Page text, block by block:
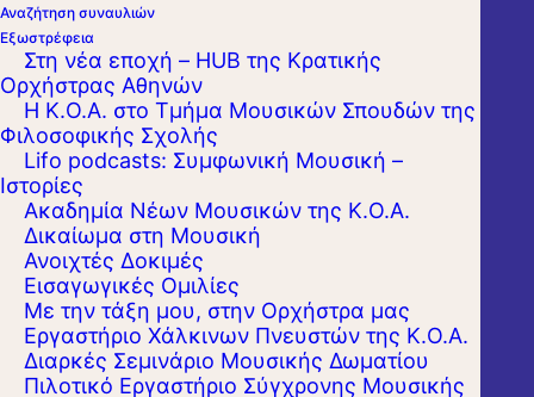
Αναζήτηση συναυλιών
Εξωστρέφεια
Στη νέα εποχή – HUB της Κρατικής
Ορχήστρας Αθηνών
Η Κ.Ο.Α. στο Τμήμα Μουσικών Σπουδών της
Φιλοσοφικής Σχολής
Lifo podcasts: Συμφωνική Μουσική –
Ιστορίες
Ακαδημία Νέων Μουσικών της Κ.Ο.Α.
Δικαίωμα στη Μουσική
Ανοιχτές Δοκιμές
Εισαγωγικές Ομιλίες
Με την τάξη μου, στην Ορχήστρα μας
Εργαστήριo Χάλκινων Πνευστών της Κ.Ο.Α.
Διαρκές Σεμινάριο Μουσικής Δωματίου
Πιλοτικό Εργαστήριο Σύγχρονης Μουσικής